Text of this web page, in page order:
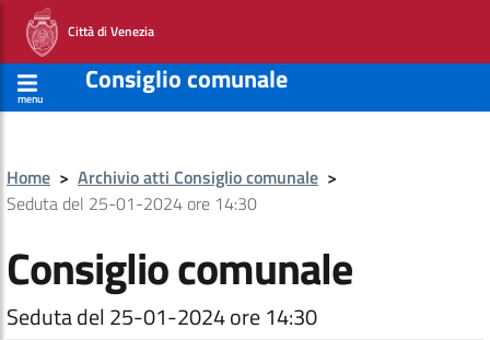
Città di Venezia
menu
Consiglio comunale
Home > Archivio atti Consiglio comunale >
Seduta del 25-01-2024 ore 14:30
Consiglio comunale
Seduta del 25-01-2024 ore 14:30